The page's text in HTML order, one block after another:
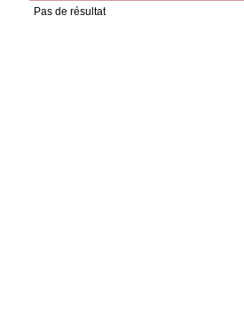
Pas de résultat